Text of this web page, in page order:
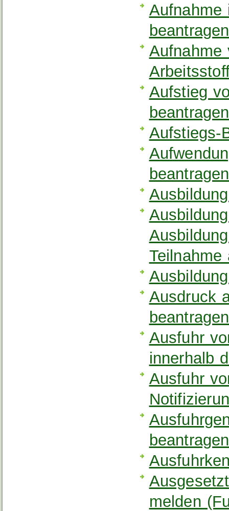
Aufnahme
beantragen
Aufnahme
Aufstieg
beantragen
Aufstiegs-
beantragen
Teilnahme
Ausdruck
beantragen
Ausfuhr
innerhalb
Ausfuhr
beantragen
melden